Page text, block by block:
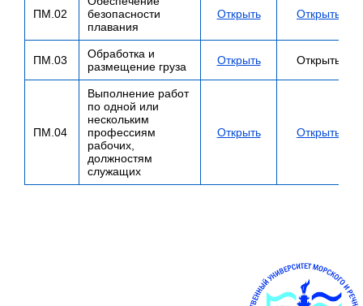
ПМ.02
безопасности
плавания
Открыть Открыть
ПМ.03
Обработка и
размещение груза
Открыть Открыть
ПМ.04
Выполнение работ
по одной или
нескольким
профессиям
рабочих,
должностям
служащих
Открыть Открыть